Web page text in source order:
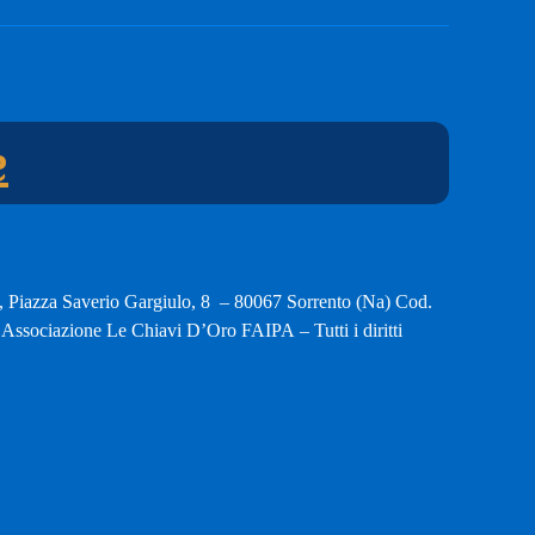
Piazza Saverio Gargiulo, 8 – 80067 Sorrento (Na) Cod.
Le Chiavi D’Oro FAIPA – Tutti i diritti